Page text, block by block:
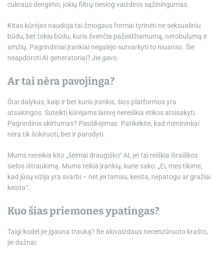
cukraus dengimo, jokių filtrų-tiesiog vaizdinis sąžiningumas.
Kitas kūrėjas naudoja tai žmogaus formai tyrinėti ne seksualiniu
būdu, bet tokiu būdu, kuris švenčia pažeidžiamumą, netobulumą ir
amžių. Pagrindiniai įrankiai negalėjo sutvarkyti to niuanso. Šie
neapdoroti AI generatoriai? Jiegavo.
Ar tai nėra pavojinga?
Štai dalykas: kaip ir bet kuris įrankis, šios platformos yra
atsakingos. Suteikti kūrėjams laisvę nereiškia etikos atsisakyti.
Pagrindinis skirtumas? Pasitikėjimas. Patikėkite, kad menininkai
nėra tik šokiruoti, bet ir parodyti.
Mums nereikia kito „šeimai draugiško“ AI, jei tai reiškia išraiškos
sielos ištraukimą. Mums reikia įrankių, kurie sako: „Ei, mes tikime,
kad jūsų vizija yra svarbi – net jei tamsu, keista, nepatogu ar gražiai
keista“.
Kuo šias priemones ypatingas?
Taigi kodėl jie įgauna trauką? Be akivaizdaus necenzūruoto krašto,
jie dažnai: